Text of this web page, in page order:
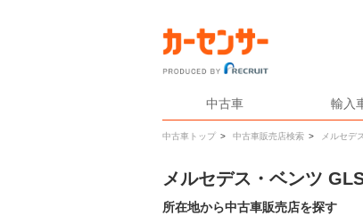
中古車 輸入
中古車トップ > 中古車販売店検索 > メルセデ
メルセデス・ベンツ
所在地から中古車販売店を探す